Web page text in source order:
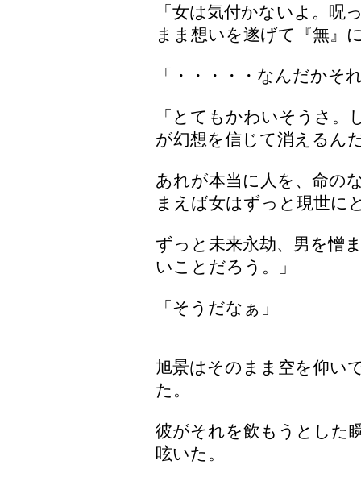
「女は気付かないよ。呪
まま想いを遂げて『無』
「・・・・・なんだかそ
「とてもかわいそうさ。
が幻想を信じて消えるん
あれが本当に人を、命の
まえば女はずっと現世に
ずっと未来永劫、男を憎
いことだろう。」
「そうだなぁ」
旭景はそのまま空を仰い
た。
彼がそれを飲もうとした
呟いた。